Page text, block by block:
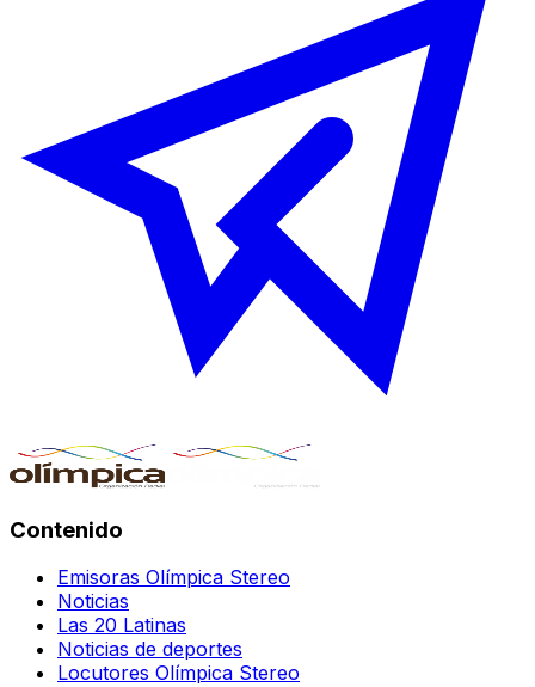
Contenido
Emisoras Olímpica Stereo
Noticias
Las 20 Latinas
Noticias de deportes
Locutores Olímpica Stereo